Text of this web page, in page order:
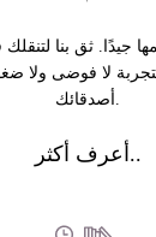
جيدًا. ثق بنا لتنقلك
بتجربة لا فوضى ولا
أعرف أكثر..